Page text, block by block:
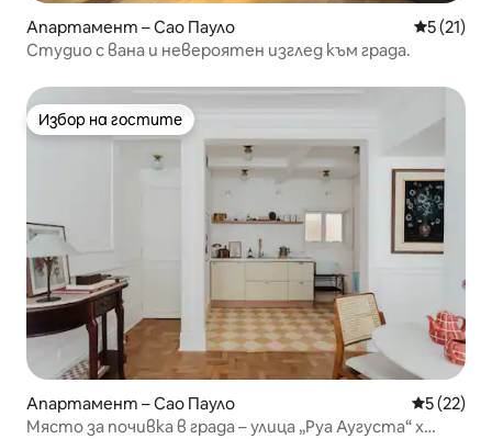
Апартамент – Сао Пауло Средна
5 (21)
Студио с вана и невероятен изглед към града.
Избор на гостите
Избор на гостите
Апартамент – Сао Пауло Средна
5 (22)
Място за почивка в града – улица „Руа Аугуста“ x